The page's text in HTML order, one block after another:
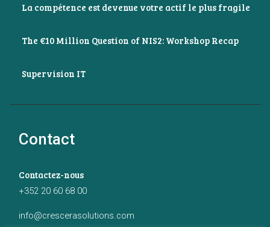
La compétence est devenue votre actif le plus fragile
The €10 Million Question of NIS2: Workshop Recap
Supervision IT
Contact
Contactez-nous
+352 20 60 68 00
info@crescerasolutions.com